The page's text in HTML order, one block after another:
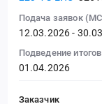
Подача заявок
12.03.2026 -
Подведение
01.04.2026
Заказчик